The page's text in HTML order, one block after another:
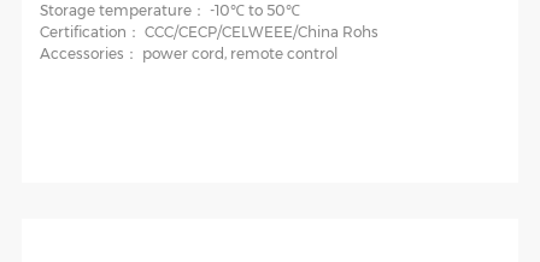
Storage temperature： -10℃ to 50℃
Certification： CCC/CECP/CELWEEE/China Rohs
Accessories： power cord, remote control